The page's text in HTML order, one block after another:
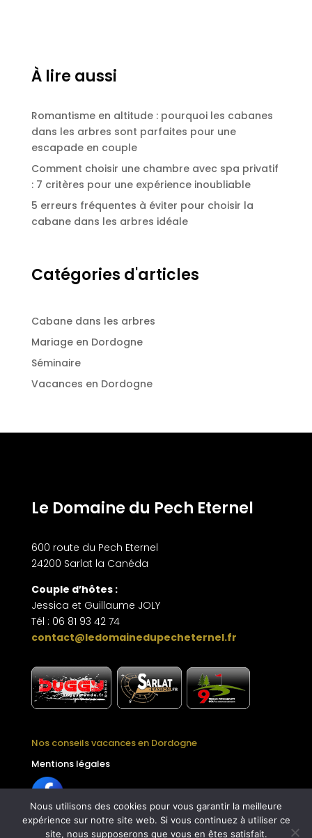
À lire aussi
Romantisme en altitude : pourquoi les cabanes
dans les arbres sont parfaites pour une
escapade en couple
Comment choisir une chambre avec spa privatif
: 7 critères pour une expérience inoubliable
5 erreurs fréquentes à éviter pour choisir la
cabane dans les arbres idéale
Catégories d'articles
Cabane dans les arbres
Mariage en Dordogne
Séminaire
Vacances en Dordogne
Le Domaine du Pech Eternel
600 route du Pech Eternel
24200 Sarlat la Canéda
Couple d’hôtes :
Jessica et Guillaume JOLY
Tél : 06 81 93 42 74
contact@ledomainedupecheternel.fr
.
Nos conseils vacances en Dordogne
Mentions légales
Nous utilisons des cookies pour vous garantir la meilleure
expérience sur notre site web. Si vous continuez à utiliser ce
site, nous supposerons que vous en êtes satisfait.